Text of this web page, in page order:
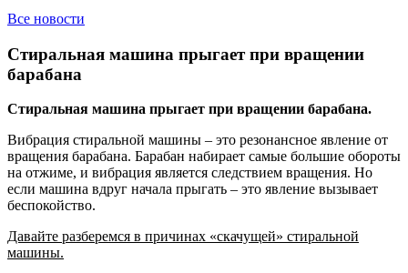
Все новости
Стиральная машина прыгает при вращении
барабана
Стиральная машина прыгает при вращении барабана.
Вибрация стиральной машины – это резонансное явление от
вращения барабана. Барабан набирает самые большие обороты
на отжиме, и вибрация является следствием вращения. Но
если машина вдруг начала прыгать – это явление вызывает
беспокойство.
Давайте разберемся в причинах «скачущей» стиральной
машины.